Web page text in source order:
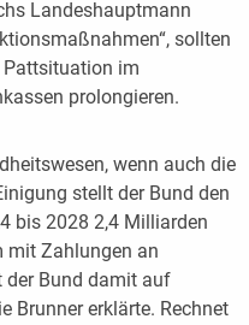
Landeshauptmann
sollten
Pattsituation im
prolongieren.
wenn auch die
stellt der Bund den
bis 2028 2,4 Milliarden
mit Zahlungen an
der Bund damit auf
Brunner erklärte. Rechnet